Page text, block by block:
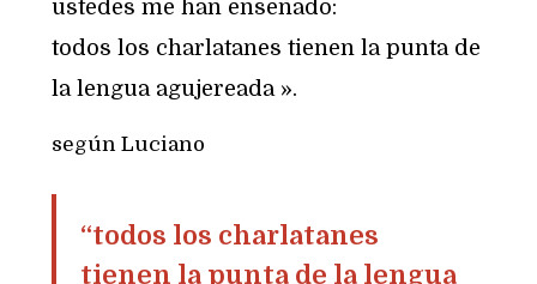
ustedes me han enseñado:
todos los charlatanes tienen la punta de
la lengua agujereada ».
según Luciano
“todos los charlatanes
tienen la punta de la lengua